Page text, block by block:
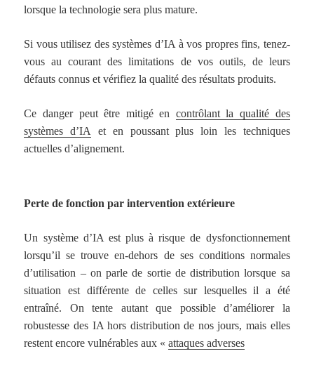
lorsque la technologie sera plus mature.
Si vous utilisez des systèmes d’IA à vos propres fins, tenez-
vous au courant des limitations de vos outils, de leurs
défauts connus et vérifiez la qualité des résultats produits.
Ce danger peut être mitigé en contrôlant la qualité des
systèmes d’IA
et en poussant plus loin les techniques
actuelles d’alignement.
Perte de fonction par intervention extérieure
Un système d’IA est plus à risque de dysfonctionnement
lorsqu’il se trouve en-dehors de ses conditions normales
d’utilisation – on parle de sortie de distribution lorsque sa
situation est différente de celles sur lesquelles il a été
entraîné. On tente autant que possible d’améliorer la
robustesse des IA hors distribution de nos jours, mais elles
restent encore vulnérables aux «attaques adverses